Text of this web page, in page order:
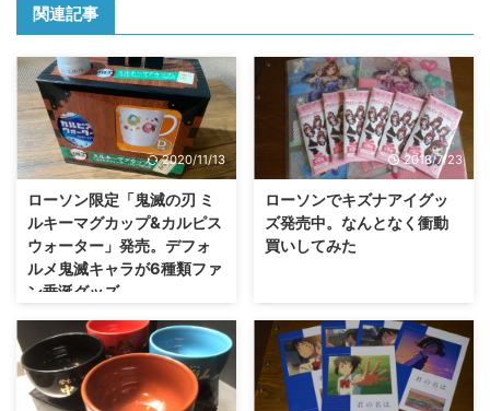
関連記事
2020/11/13
ローソン限定「鬼滅の刃 ミ
ルキーマグカップ&カルピス
ウォーター」発売。デフォ
ルメ鬼滅キャラが6種類ファ
ン垂涎グッズ
2018/7/23
ローソンでキズナアイグッ
ズ発売中。なんとなく衝動
買いしてみた